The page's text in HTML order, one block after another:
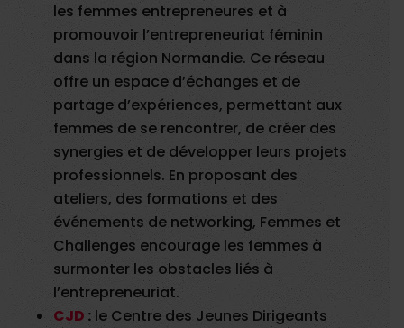
les femmes entrepreneures et à
promouvoir l’entrepreneuriat féminin
dans la région Normandie. Ce réseau
offre un espace d’échanges et de
partage d’expériences, permettant aux
femmes de se rencontrer, de créer des
synergies et de développer leurs projets
professionnels. En proposant des
ateliers, des formations et des
événements de networking, Femmes et
Challenges encourage les femmes à
surmonter les obstacles liés à
l’entrepreneuriat.
CJD : le Centre des Jeunes Dirigeants